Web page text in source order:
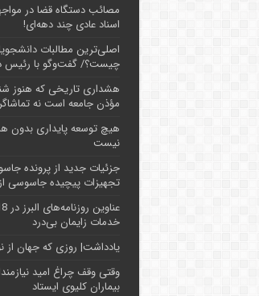
مصائب دستگاه قضا در
اسناد عادی چند‌ دهه‌ای!
اصلی‌ترین مطالبات
چیست؟/ گفت‌وگو با رئیس
هشداری تاریخی که هنوز
مؤذن جامعه است نه
هیچ توسعه پایداری بدون
نیست
جزئیات جدید از پرونده
تجهیزات پیچیده جاسوسی
خدمات زایمان بی‌درد
یادداشت| روزی که جهان از
وقتی وقف چراغ امید
بیماران کلیوی ایستاد